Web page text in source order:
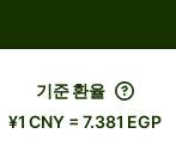
기준 환율
¥1 CNY = 7.381 EGP